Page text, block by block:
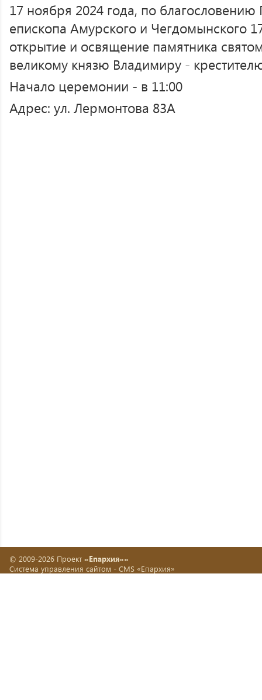
17 ноября 2024 года, по
епископа Амурского и Чегдомынского
открытие и освящение памятника
великому князю Владимиру -
Начало церемонии - в 11:00
Адрес: ул. Лермонтова 83А
© 2009-2026 Проект «Епархия»»
Система управления сайтом - CMS «Епархия»